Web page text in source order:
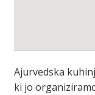
Ajurvedska
ki jo